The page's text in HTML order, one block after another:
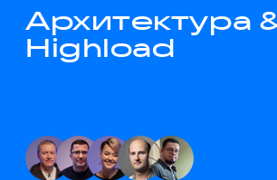
Архитектура
Highload